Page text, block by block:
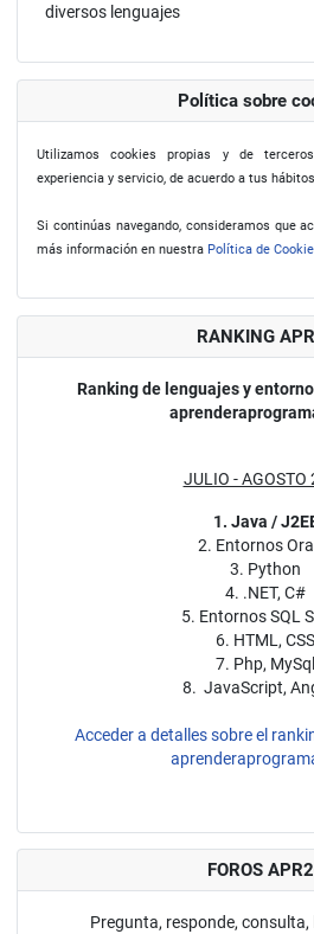
diversos lenguajes
Política sobre
Utilizamos cookies propias y de
experiencia y servicio, de acuerdo a tus
Si continúas navegando, consideramos que
más información en nuestra Política de
RANKING
Ranking de lenguajes y
JULIO - AGOSTO
1. Java /
2. Entornos
3. Python
4. .NET, C#
5. Entornos SQL
6. HTML, CSS
7. Php, MySql
8. JavaScript,
Acceder a detalles sobre el
FOROS
Pregunta, responde, consulta,